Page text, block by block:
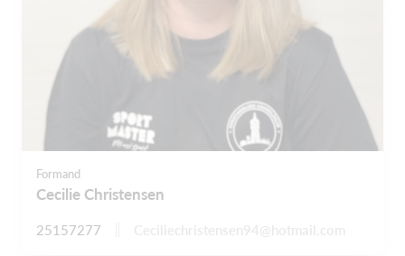
Formand
Cecilie Christensen
25157277